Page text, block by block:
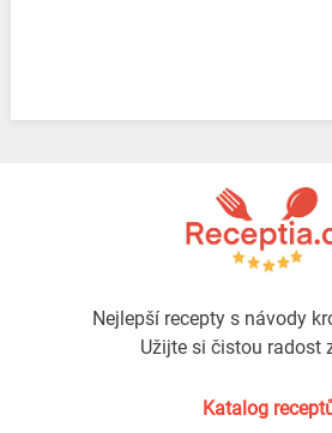
Nejlepší recepty s návody
Užijte si čistou radost
Katalog